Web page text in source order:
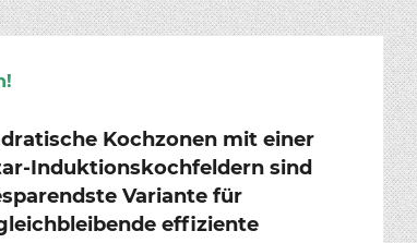
Kochzonen mit einer
Induktionskochfeldern sind
Variante für
effiziente